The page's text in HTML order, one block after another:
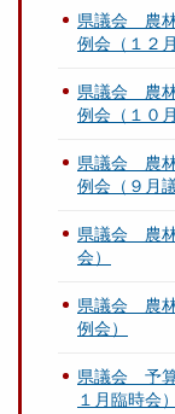
県議会 農林
例会（１２
県議会 農林
例会（１０
県議会 農林
例会（９月
県議会 農林
会）
県議会 農林
例会）
県議会 予算
１月臨時会）